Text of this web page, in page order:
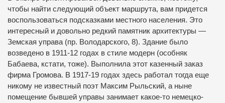
чтобы найти следующий объект маршрута, вам придется
воспользоваться подсказками местного населения. Это
интересный и довольно редкий памятник архитектуры —
Земская управа (пр. Володарского, 8). Здание было
возведено в 1911-12 годах в стиле модерн (особняк
Бабаева, кстати, тоже). Выполнила этот казенный заказ
фирма Громова. В 1917-19 годах здесь работал тогда еще
никому не известный поэт Максим Рыльский, а ныне
помещение бывшей управы занимает какое-то немецко-